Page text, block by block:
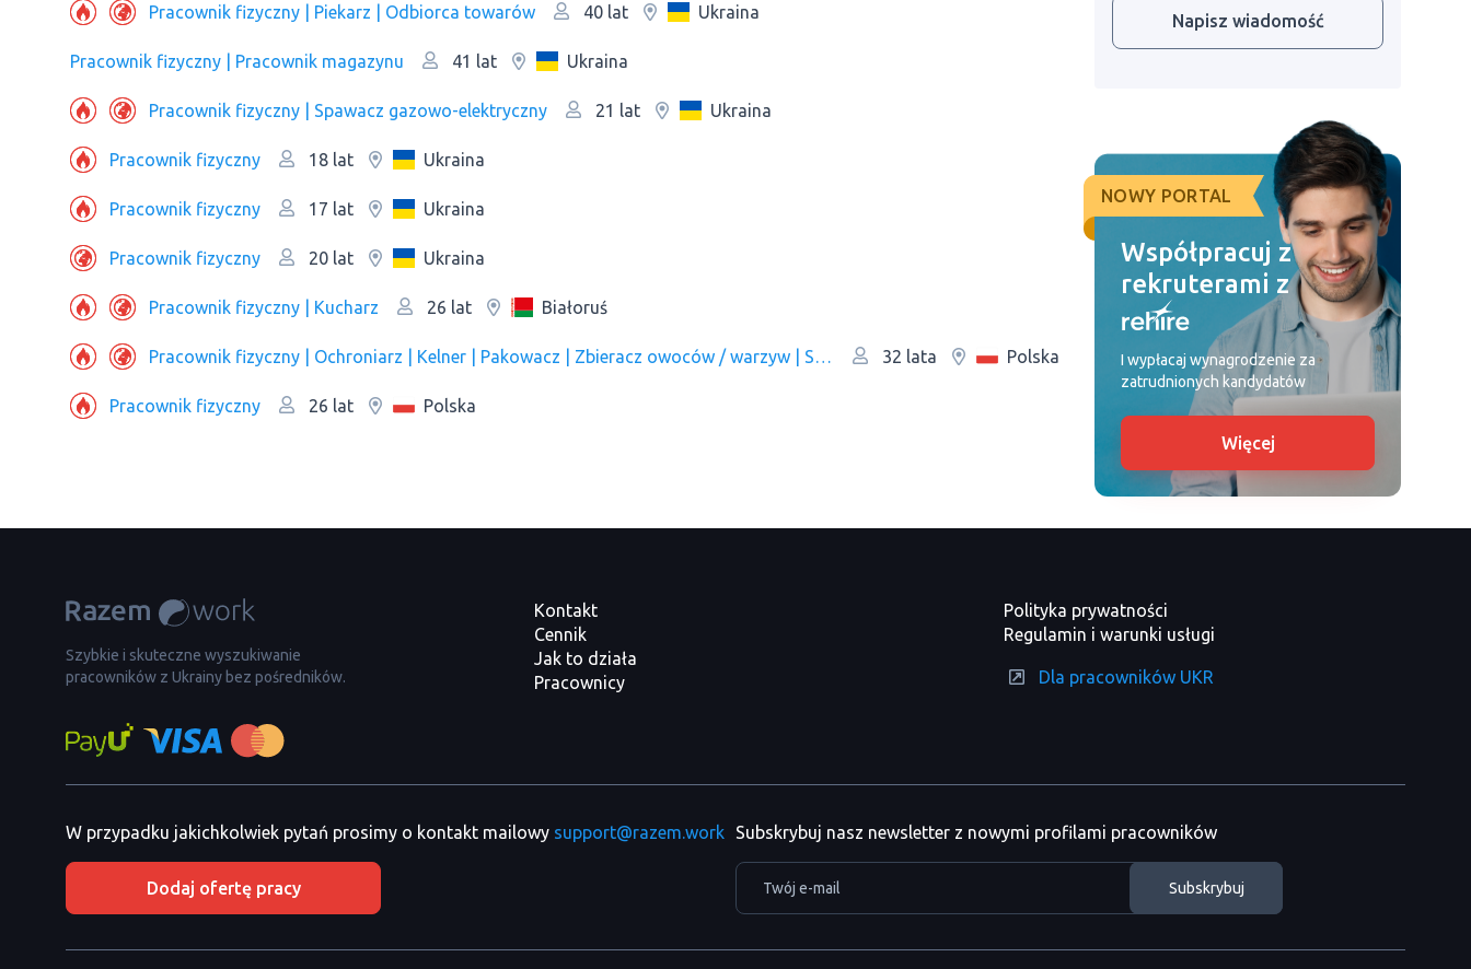
Pracownik fizyczny | Piekarz | Odbiorca towarów 40 lat Ukraina
Pracownik fizyczny | Рracownik magazynu 41 lat Ukraina
Pracownik fizyczny | Spawacz gazowo-elektryczny 21 lat Ukraina
Pracownik fizyczny 18 lat Ukraina
Pracownik fizyczny 17 lat Ukraina
Pracownik fizyczny 20 lat Ukraina
Pracownik fizyczny | Kucharz 26 lat Białoruś
32 lata Polska
Pracownik fizyczny 26 lat Polska
Napisz wiadomość
NOWY PORTAL
Współpracuj z
rekruterami z
I wypłacaj wynagrodzenie za
zatrudnionych kandydatów
Więcej
Szybkie i skuteczne wyszukiwanie
pracowników z Ukrainy bez pośredników.
Kontakt
Cennik
Jak to działa
Pracownicy
Polityka prywatności
Regulamin i warunki usługi
Dla pracowników UKR
W przypadku jakichkolwiek pytań prosimy o kontakt mailowy support@razem.work
Dodaj ofertę pracy
Subskrybuj nasz newsletter z nowymi profilami pracowników